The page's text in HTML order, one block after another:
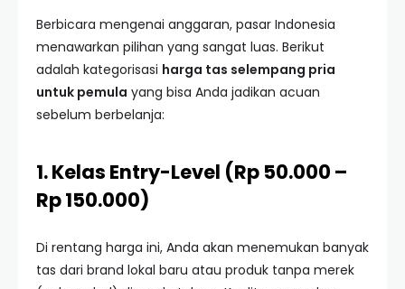
Berbicara mengenai anggaran, pasar Indonesia
menawarkan pilihan yang sangat luas. Berikut
adalah kategorisasi harga tas selempang pria
untuk pemula yang bisa Anda jadikan acuan
sebelum berbelanja:
1. Kelas Entry-Level (Rp 50.000 –
Rp 150.000)
Di rentang harga ini, Anda akan menemukan banyak
tas dari brand lokal baru atau produk tanpa merek